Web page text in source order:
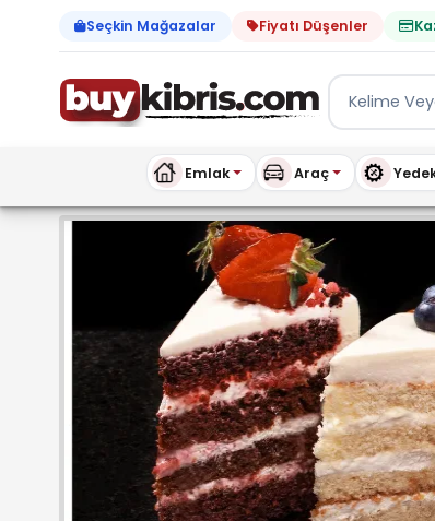
Seçkin Mağazalar Fiyatı Düşenler
Emlak Araç
SAY WİTH CAKES -